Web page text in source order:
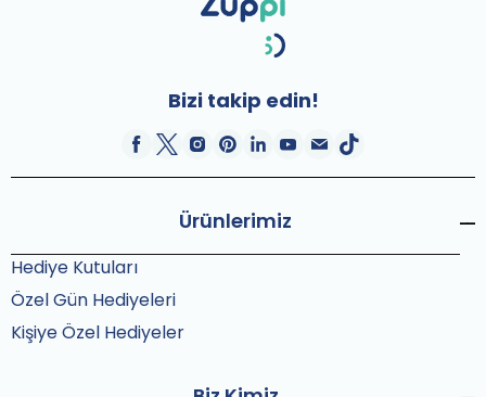
Bizi takip edin!
Ürünlerimiz
Hediye Kutuları
Özel Gün Hediyeleri
Kişiye Özel Hediyeler